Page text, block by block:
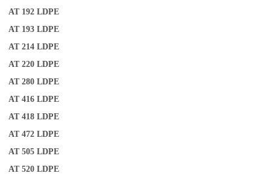
AT 192 LDPE
AT 193 LDPE
AT 214 LDPE
AT 220 LDPE
AT 280 LDPE
AT 416 LDPE
AT 418 LDPE
AT 472 LDPE
AT 505 LDPE
AT 520 LDPE